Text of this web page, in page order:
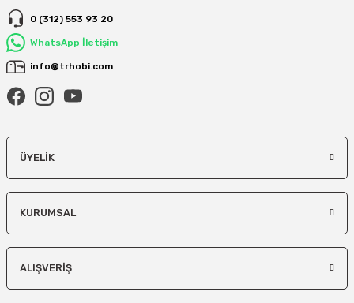
0 (312) 553 93 20
WhatsApp İletişim
info@trhobi.com
ÜYELIK
KURUMSAL
ALIŞVERIŞ